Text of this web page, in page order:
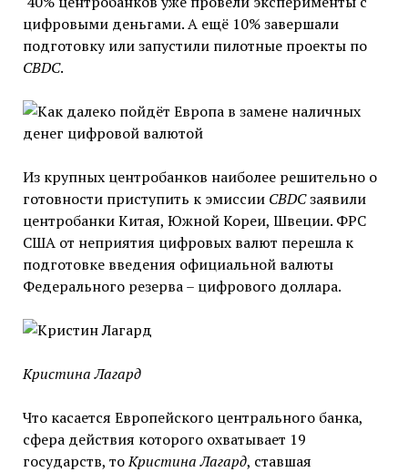
цифровыми деньгами. А ещё 10% завершали
подготовку или запустили пилотные проекты по
CBDC.
Из крупных центробанков наиболее решительно о
готовности приступить к эмиссии CBDCзаявили
центробанки Китая, Южной Кореи, Швеции. ФРС
США от неприятия цифровых валют перешла к
подготовке введения официальной валюты
Федерального резерва – цифрового доллара.
Кристина Лагард
Что касается Европейского центрального банка,
сфера действия которого охватывает 19
государств, тоКристина Лагард, ставшая